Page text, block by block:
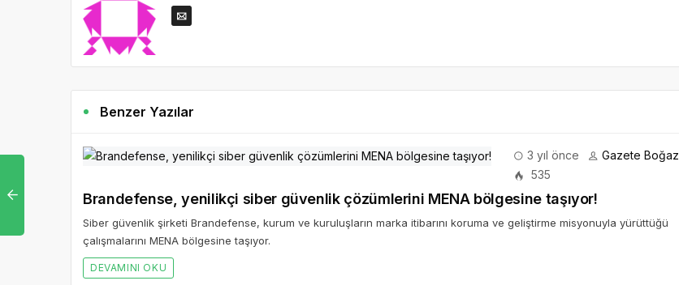
Benzer Yazılar
3 yıl önce
Gazete Boğaz
535
Brandefense, yenilikçi siber güvenlik çözümlerini MENA bölgesine taşıyor!
Siber güvenlik şirketi Brandefense, kurum ve kuruluşların marka itibarını koruma ve geliştirme misyonuyla yürüttüğü
çalışmalarını MENA bölgesine taşıyor.
DEVAMINI OKU